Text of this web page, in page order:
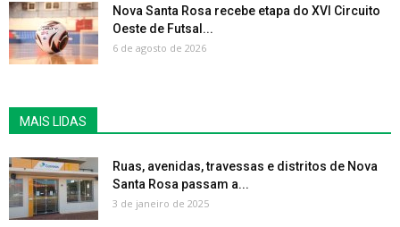
Nova Santa Rosa recebe etapa do XVI Circuito
Oeste de Futsal...
6 de agosto de 2026
MAIS LIDAS
Ruas, avenidas, travessas e distritos de Nova
Santa Rosa passam a...
3 de janeiro de 2025